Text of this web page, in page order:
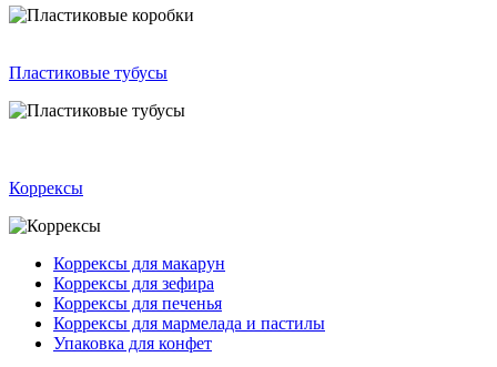
Пластиковые тубусы
Коррексы
Коррексы для макарун
Коррексы для зефира
Коррексы для печенья
Коррексы для мармелада и пастилы
Упаковка для конфет